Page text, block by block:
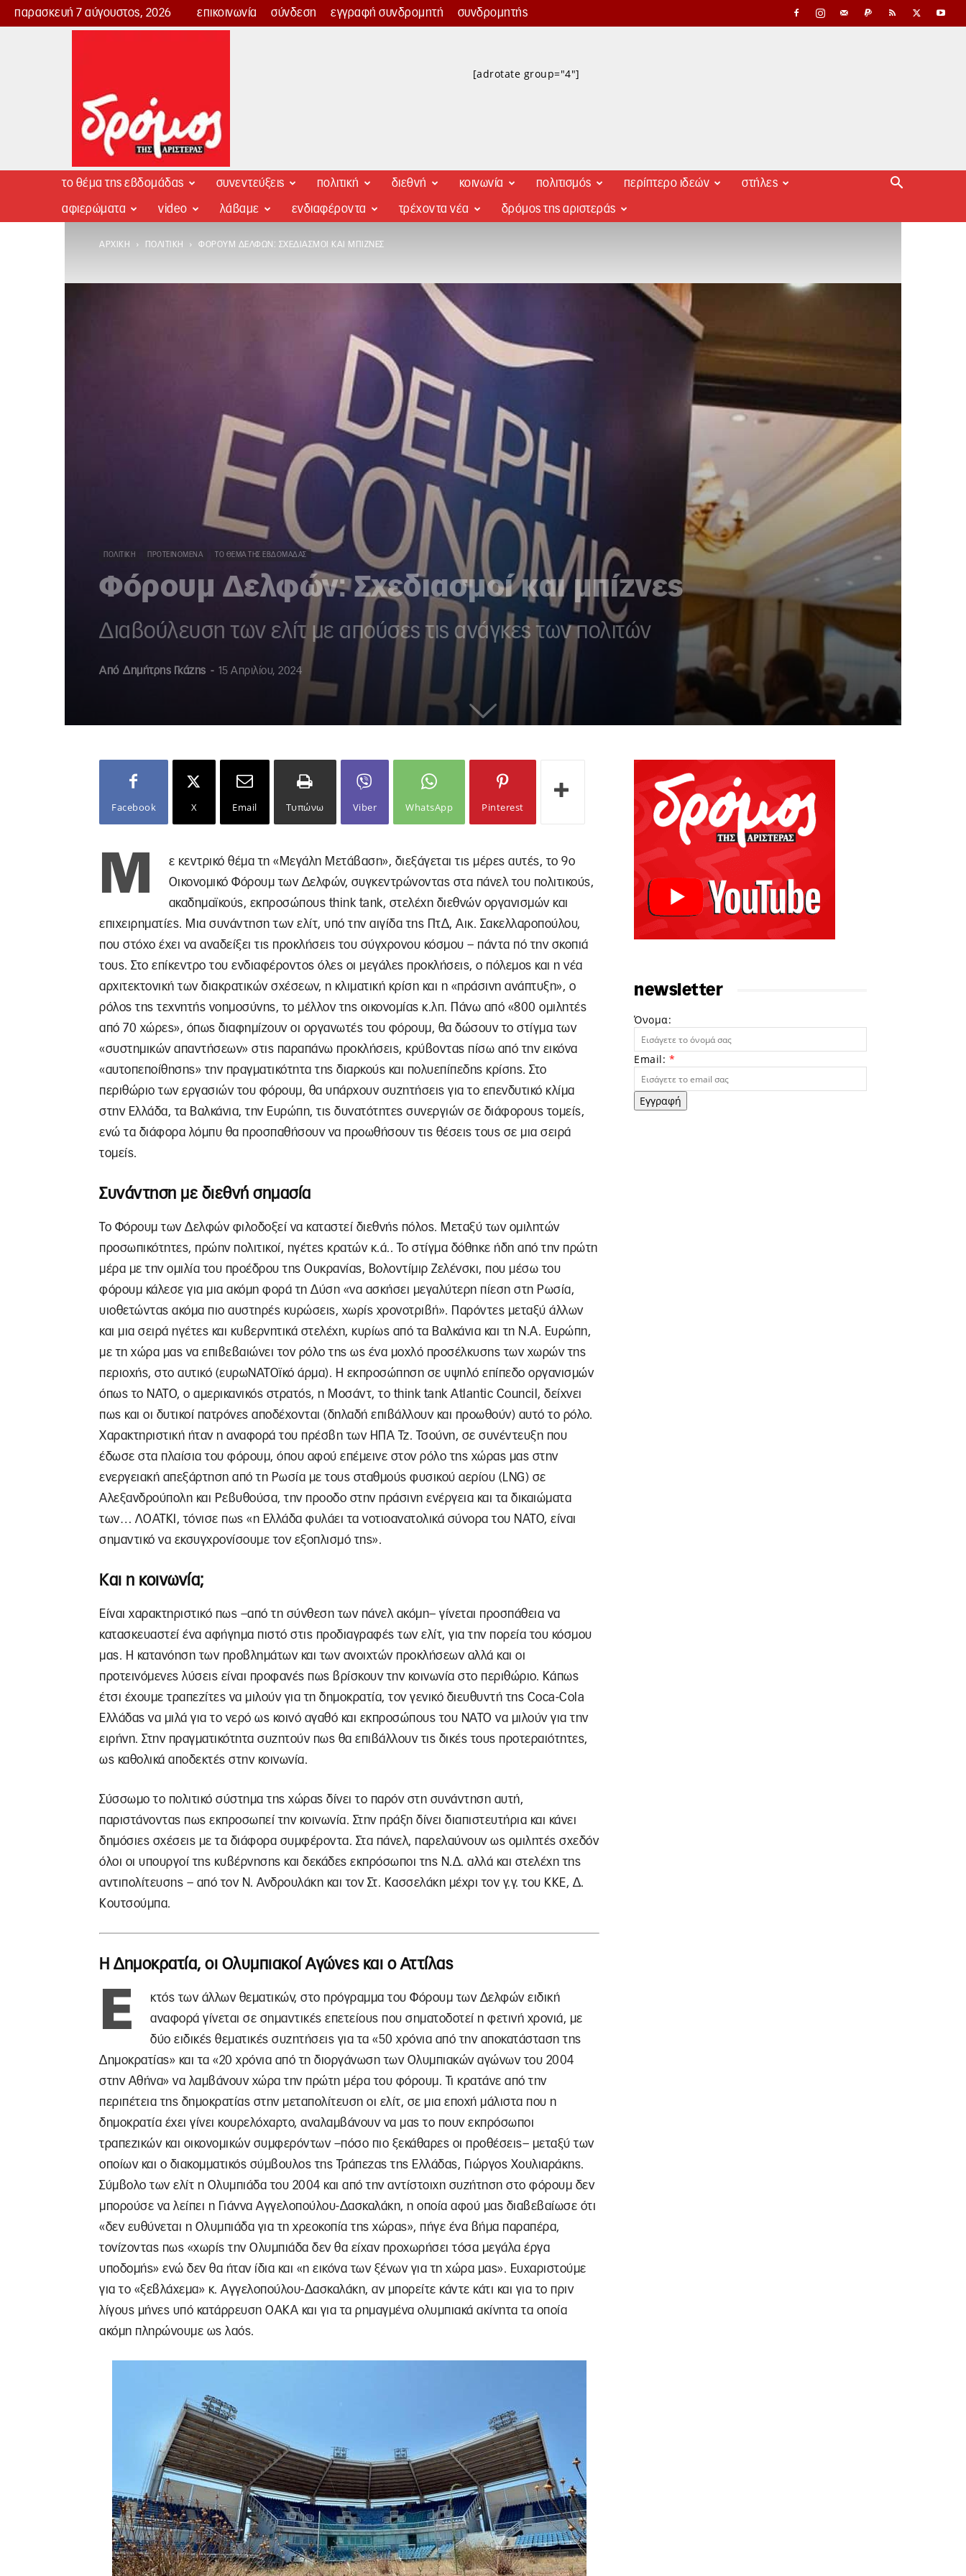
παρασκευή 7 αύγουστος, 2026 επικοινωνία σύνδεση εγγραφή συνδρομητή συνδρομητής
Δρόμος
[adrotate group="4"]
το θέμα της εβδομάδας συνεντεύξεις πολιτική διεθνή κοινωνία πολιτισμός περίπτερο ιδεών στήλες
αφιερώματα video λάβαμε ενδιαφέροντα τρέχοντα νέα δρόμος της αριστεράς
ΑΡΧΙΚΉ ΠΟΛΙΤΙΚΉ ΦΌΡΟΥΜ ΔΕΛΦΏΝ: ΣΧΕΔΙΑΣΜΟΊ ΚΑΙ ΜΠΊΖΝΕΣ
ΠΟΛΙΤΙΚΉ ΠΡΟΤΕΙΝΌΜΕΝΑ ΤΟ ΘΈΜΑ ΤΗΣ ΕΒΔΟΜΆΔΑΣ
Φόρουμ Δελφών: Σχεδιασμοί και μπίζνες
Διαβούλευση των ελίτ με απούσες τις ανάγκες των πολιτών
Από Δημήτρης Γκάζης - 15 Απριλίου, 2024
Facebook X Email Τυπώνω Viber WhatsApp Pinterest
Μ
ε κεντρικό θέμα τη «Μεγάλη Μετάβαση», διεξάγεται τις μέρες αυτές, το 9ο
Οικονομικό Φόρουμ των Δελφών, συγκεντρώνοντας στα πάνελ του πολιτικούς,
ακαδημαϊκούς, εκπροσώπους think tank, στελέχη διεθνών οργανισμών και
επιχειρηματίες. Μια συνάντηση των ελίτ, υπό την αιγίδα της ΠτΔ, Αικ. Σακελλαροπούλου,
που στόχο έχει να αναδείξει τις προκλήσεις του σύγχρονου κόσμου – πάντα πό την σκοπιά
τους. Στο επίκεντρο του ενδιαφέροντος όλες οι μεγάλες προκλήσεις, ο πόλεμος και η νέα
αρχιτεκτονική των διακρατικών σχέσεων, η κλιματική κρίση και η «πράσινη ανάπτυξη», ο
ρόλος της τεχνητής νοημοσύνης, το μέλλον της οικονομίας κ.λπ. Πάνω από «800 ομιλητές
από 70 χώρες», όπως διαφημίζουν οι οργανωτές του φόρουμ, θα δώσουν το στίγμα των
«συστημικών απαντήσεων» στις παραπάνω προκλήσεις, κρύβοντας πίσω από την εικόνα
«αυτοπεποίθησης» την πραγματικότητα της διαρκούς και πολυεπίπεδης κρίσης. Στο
περιθώριο των εργασιών του φόρουμ, θα υπάρχουν συζητήσεις για το επενδυτικό κλίμα
στην Ελλάδα, τα Βαλκάνια, την Ευρώπη, τις δυνατότητες συνεργιών σε διάφορους τομείς,
ενώ τα διάφορα λόμπυ θα προσπαθήσουν να προωθήσουν τις θέσεις τους σε μια σειρά
τομείς.
Συνάντηση με διεθνή σημασία
Το Φόρουμ των Δελφών φιλοδοξεί να καταστεί διεθνής πόλος. Μεταξύ των ομιλητών
προσωπικότητες, πρώην πολιτικοί, ηγέτες κρατών κ.ά.. Το στίγμα δόθηκε ήδη από την πρώτη
μέρα με την ομιλία του προέδρου της Ουκρανίας, Βολοντίμιρ Ζελένσκι, που μέσω του
φόρουμ κάλεσε για μια ακόμη φορά τη Δύση «να ασκήσει μεγαλύτερη πίεση στη Ρωσία,
υιοθετώντας ακόμα πιο αυστηρές κυρώσεις, χωρίς χρονοτριβή». Παρόντες μεταξύ άλλων
και μια σειρά ηγέτες και κυβερνητικά στελέχη, κυρίως από τα Βαλκάνια και τη Ν.Α. Ευρώπη,
με τη χώρα μας να επιβεβαιώνει τον ρόλο της ως ένα μοχλό προσέλκυσης των χωρών της
περιοχής, στο αυτικό (ευρωΝΑΤΟϊκό άρμα). Η εκπροσώπηση σε υψηλό επίπεδο οργανισμών
όπως το ΝΑΤΟ, ο αμερικανικός στρατός, η Μοσάντ, το think tank Atlantic Council, δείχνει
πως και οι δυτικοί πατρόνες αποδέχονται (δηλαδή επιβάλλουν και προωθούν) αυτό το ρόλο.
Χαρακτηριστική ήταν η αναφορά του πρέσβη των ΗΠΑ Τζ. Τσούνη, σε συνέντευξη που
έδωσε στα πλαίσια του φόρουμ, όπου αφού επέμεινε στον ρόλο της χώρας μας στην
ενεργειακή απεξάρτηση από τη Ρωσία με τους σταθμούς φυσικού αερίου (LNG) σε
Αλεξανδρούπολη και Ρεβυθούσα, την προοδο στην πράσινη ενέργεια και τα δικαιώματα
των… ΛΟΑΤΚΙ, τόνισε πως «η Ελλάδα φυλάει τα νοτιοανατολικά σύνορα του ΝΑΤΟ, είναι
σημαντικό να εκσυγχρονίσουμε τον εξοπλισμό της».
Και η κοινωνία;
Είναι χαρακτηριστικό πως –από τη σύνθεση των πάνελ ακόμη– γίνεται προσπάθεια να
κατασκευαστεί ένα αφήγημα πιστό στις προδιαγραφές των ελίτ, για την πορεία του κόσμου
μας. Η κατανόηση των προβλημάτων και των ανοιχτών προκλήσεων αλλά και οι
προτεινόμενες λύσεις είναι προφανές πως βρίσκουν την κοινωνία στο περιθώριο. Κάπως
έτσι έχουμε τραπεζίτες να μιλούν για τη δημοκρατία, τον γενικό διευθυντή της Coca-Cola
Ελλάδας να μιλά για το νερό ως κοινό αγαθό και εκπροσώπους του ΝΑΤΟ να μιλούν για την
ειρήνη. Στην πραγματικότητα συζητούν πως θα επιβάλλουν τις δικές τους προτεραιότητες,
ως καθολικά αποδεκτές στην κοινωνία.
Σύσσωμο το πολιτικό σύστημα της χώρας δίνει το παρόν στη συνάντηση αυτή,
παριστάνοντας πως εκπροσωπεί την κοινωνία. Στην πράξη δίνει διαπιστευτήρια και κάνει
δημόσιες σχέσεις με τα διάφορα συμφέροντα. Στα πάνελ, παρελαύνουν ως ομιλητές σχεδόν
όλοι οι υπουργοί της κυβέρνησης και δεκάδες εκπρόσωποι της Ν.Δ. αλλά και στελέχη της
αντιπολίτευσης – από τον Ν. Ανδρουλάκη και τον Στ. Κασσελάκη μέχρι τον γ.γ. του ΚΚΕ, Δ.
Κουτσούμπα.
Η Δημοκρατία, οι Ολυμπιακοί Αγώνες και ο Αττίλας
Ε
κτός των άλλων θεματικών, στο πρόγραμμα του Φόρουμ των Δελφών ειδική
αναφορά γίνεται σε σημαντικές επετείους που σηματοδοτεί η φετινή χρονιά, με
δύο ειδικές θεματικές συζητήσεις για τα «50 χρόνια από την αποκατάσταση της
Δημοκρατίας» και τα «20 χρόνια από τη διοργάνωση των Ολυμπιακών αγώνων του 2004
στην Αθήνα» να λαμβάνουν χώρα την πρώτη μέρα του φόρουμ. Τι κρατάνε από την
περιπέτεια της δημοκρατίας στην μεταπολίτευση οι ελίτ, σε μια εποχή μάλιστα που η
δημοκρατία έχει γίνει κουρελόχαρτο, αναλαμβάνουν να μας το πουν εκπρόσωποι
τραπεζικών και οικονομικών συμφερόντων –πόσο πιο ξεκάθαρες οι προθέσεις– μεταξύ των
οποίων και ο διακομματικός σύμβουλος της Τράπεζας της Ελλάδας, Γιώργος Χουλιαράκης.
Σύμβολο των ελίτ η Ολυμπιάδα του 2004 και από την αντίστοιχη συζήτηση στο φόρουμ δεν
μπορούσε να λείπει η Γιάννα Αγγελοπούλου-Δασκαλάκη, η οποία αφού μας διαβεβαίωσε ότι
«δεν ευθύνεται η Ολυμπιάδα για τη χρεοκοπία της χώρας», πήγε ένα βήμα παραπέρα,
τονίζοντας πως «χωρίς την Ολυμπιάδα δεν θα είχαν προχωρήσει τόσα μεγάλα έργα
υποδομής» ενώ δεν θα ήταν ίδια και «η εικόνα των ξένων για τη χώρα μας». Ευχαριστούμε
για το «ξεβλάχεμα» κ. Αγγελοπούλου-Δασκαλάκη, αν μπορείτε κάντε κάτι και για το πριν
λίγους μήνες υπό κατάρρευση ΟΑΚΑ και για τα ρημαγμένα ολυμπιακά ακίνητα τα οποία
ακόμη πληρώνουμε ως λαός.
newsletter
Όνομα:
Email: *
Εγγραφή